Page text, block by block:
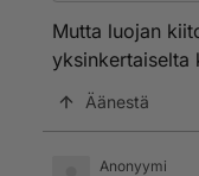
Mutta luojan
yksinkertaiselta
Äänestä
Anonyymi